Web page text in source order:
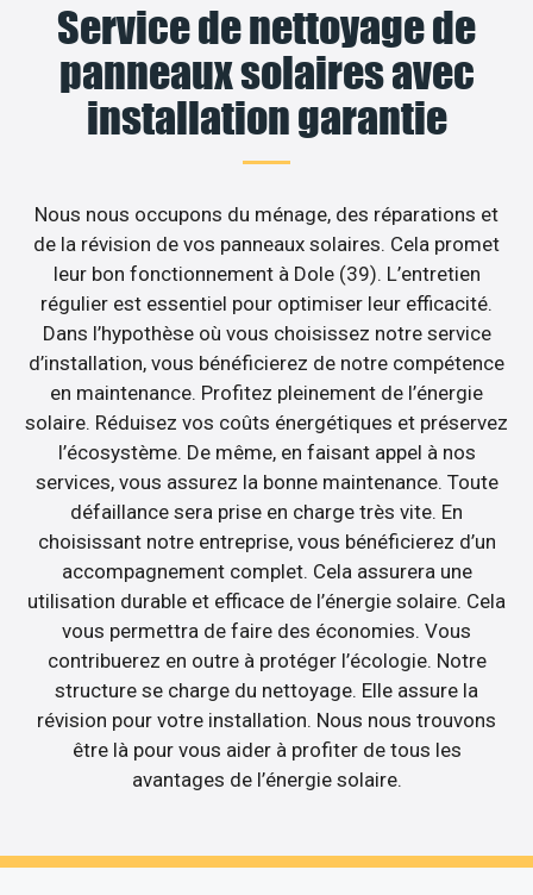
Service de nettoyage de
panneaux solaires avec
installation garantie
Nous nous occupons du ménage, des réparations et
de la révision de vos panneaux solaires. Cela promet
leur bon fonctionnement à Dole (39). L’entretien
régulier est essentiel pour optimiser leur efficacité.
Dans l’hypothèse où vous choisissez notre service
d’installation, vous bénéficierez de notre compétence
en maintenance. Profitez pleinement de l’énergie
solaire. Réduisez vos coûts énergétiques et préservez
l’écosystème. De même, en faisant appel à nos
services, vous assurez la bonne maintenance. Toute
défaillance sera prise en charge très vite. En
choisissant notre entreprise, vous bénéficierez d’un
accompagnement complet. Cela assurera une
utilisation durable et efficace de l’énergie solaire. Cela
vous permettra de faire des économies. Vous
contribuerez en outre à protéger l’écologie. Notre
structure se charge du nettoyage. Elle assure la
révision pour votre installation. Nous nous trouvons
être là pour vous aider à profiter de tous les
avantages de l’énergie solaire.